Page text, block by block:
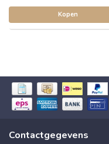
Kopen
Contactgegevens